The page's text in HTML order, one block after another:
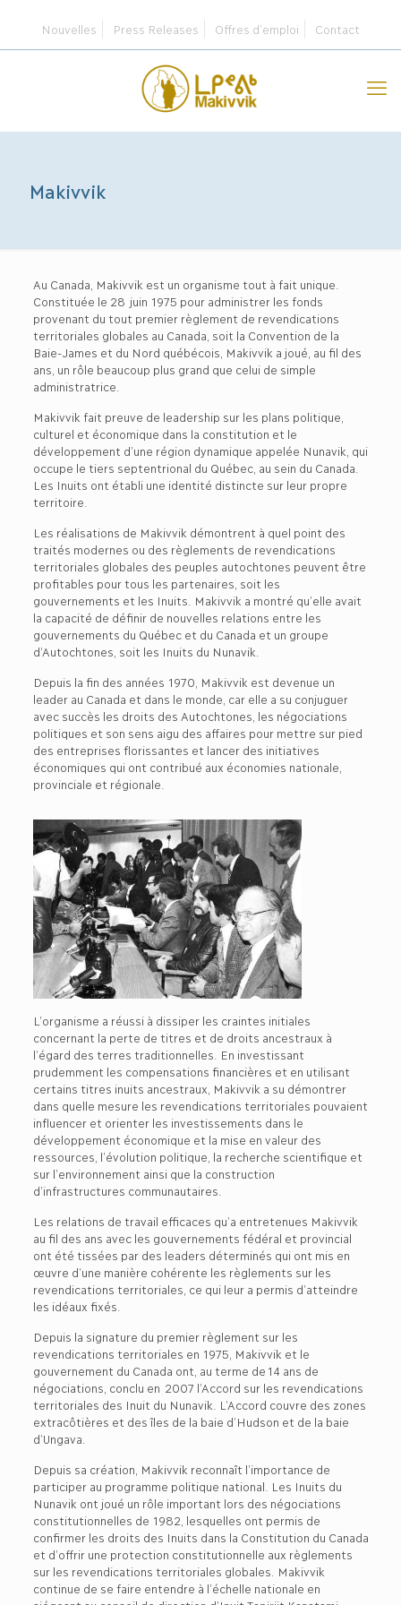
Nouvelles Press Releases Offres d’emploi Contact
Makivvik
Au Canada, Makivvik est un organisme tout à fait unique.
Constituée le 28 juin 1975 pour administrer les fonds
provenant du tout premier règlement de revendications
territoriales globales au Canada, soit la Convention de la
Baie-James et du Nord québécois, Makivvik a joué, au fil des
ans, un rôle beaucoup plus grand que celui de simple
administratrice.
Makivvik fait preuve de leadership sur les plans politique,
culturel et économique dans la constitution et le
développement d’une région dynamique appelée Nunavik, qui
occupe le tiers septentrional du Québec, au sein du Canada.
Les Inuits ont établi une identité distincte sur leur propre
territoire.
Les réalisations de Makivvik démontrent à quel point des
traités modernes ou des règlements de revendications
territoriales globales des peuples autochtones peuvent être
profitables pour tous les partenaires, soit les
gouvernements et les Inuits. Makivvik a montré qu’elle avait
la capacité de définir de nouvelles relations entre les
gouvernements du Québec et du Canada et un groupe
d’Autochtones, soit les Inuits du Nunavik.
Depuis la fin des années 1970, Makivvik est devenue un
leader au Canada et dans le monde, car elle a su conjuguer
avec succès les droits des Autochtones, les négociations
politiques et son sens aigu des affaires pour mettre sur pied
des entreprises florissantes et lancer des initiatives
économiques qui ont contribué aux économies nationale,
provinciale et régionale.
L’organisme a réussi à dissiper les craintes initiales
concernant la perte de titres et de droits ancestraux à
l’égard des terres traditionnelles. En investissant
prudemment les compensations financières et en utilisant
certains titres inuits ancestraux, Makivvik a su démontrer
dans quelle mesure les revendications territoriales pouvaient
influencer et orienter les investissements dans le
développement économique et la mise en valeur des
ressources, l’évolution politique, la recherche scientifique et
sur l’environnement ainsi que la construction
d’infrastructures communautaires.
Les relations de travail efficaces qu’a entretenues Makivvik
au fil des ans avec les gouvernements fédéral et provincial
ont été tissées par des leaders déterminés qui ont mis en
œuvre d’une manière cohérente les règlements sur les
revendications territoriales, ce qui leur a permis d’atteindre
les idéaux fixés.
Depuis la signature du premier règlement sur les
revendications territoriales en 1975, Makivvik et le
gouvernement du Canada ont, au terme de 14 ans de
négociations, conclu en 2007 l’Accord sur les revendications
territoriales des Inuit du Nunavik. L’Accord couvre des zones
extracôtières et des îles de la baie d’Hudson et de la baie
d’Ungava.
Depuis sa création, Makivvik reconnaît l’importance de
participer au programme politique national. Les Inuits du
Nunavik ont joué un rôle important lors des négociations
constitutionnelles de 1982, lesquelles ont permis de
confirmer les droits des Inuits dans la Constitution du Canada
et d’offrir une protection constitutionnelle aux règlements
sur les revendications territoriales globales. Makivvik
continue de se faire entendre à l’échelle nationale en